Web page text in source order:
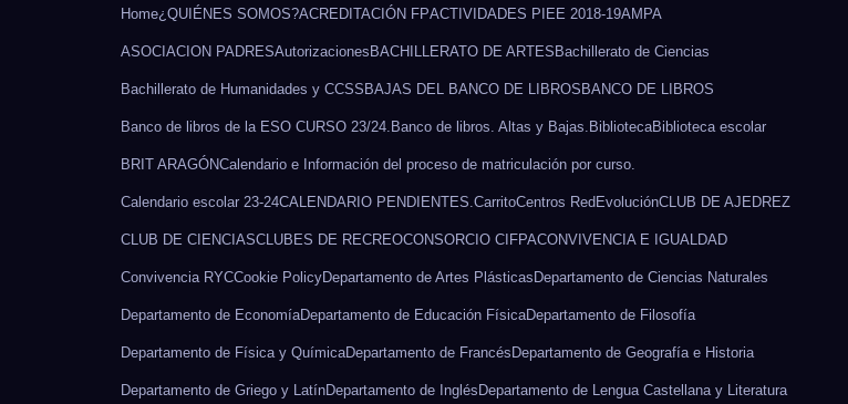
Home¿QUIÉNES SOMOS?ACREDITACIÓN FPACTIVIDADES PIEE 2018-19AMPA
ASOCIACION PADRESAutorizaciones BACHILLERATO DE ARTES Bachillerato de Ciencias
Bachillerato de Humanidades y CCSS BAJAS DEL BANCO DE LIBROS BANCO DE LIBROS
Banco de libros de la ESO CURSO 23/24. Banco de libros. Altas y Bajas. BibliotecaBiblioteca escolar
BRIT ARAGÓNCalendario e Información del proceso de matriculación por curso.
Calendario escolar 23-24CALENDARIO PENDIENTES.CarritoCentros RedEvoluciónCLUB DE AJEDREZ
CLUB DE CIENCIASCLUBES DE RECREOCONSORCIO CIFPACONVIVENCIA E IGUALDAD
Convivencia RYCCookie PolicyDepartamento de Artes Plásticas Departamento de Ciencias Naturales
Departamento de EconomíaDepartamento de Educación FísicaDepartamento de Filosofía
Departamento de Física y QuímicaDepartamento de Francés Departamento de Geografía e Historia
Departamento de Griego y LatínDepartamento de Inglés Departamento de Lengua Castellana y Literatura